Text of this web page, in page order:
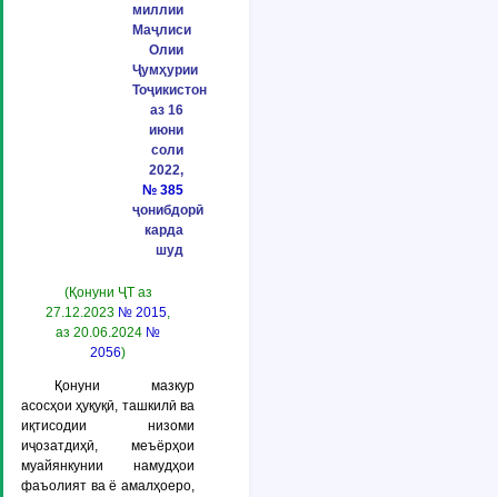
миллии
Маҷлиси
Олии
Ҷумҳурии
Тоҷикистон
аз 16
июни
соли
2022,
№ 385
ҷонибдорӣ
карда
шуд
(Қонуни ҶТ аз
27.12.2023 № 2015,
аз 20.06.2024 №
2056)
Қонуни мазкур
асосҳои ҳуқуқӣ, ташкилӣ ва
иқтисодии низоми
иҷозатдиҳӣ, меъёрҳои
муайянкунии намудҳои
фаъолият ва ё амалҳоеро,